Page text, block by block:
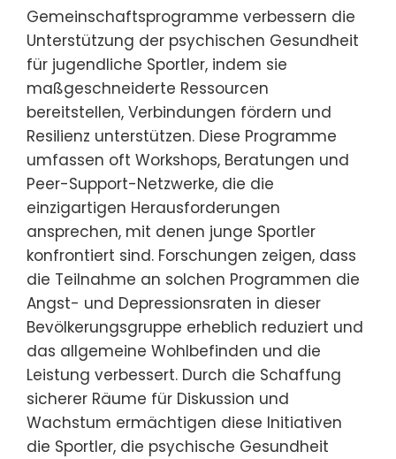
Gemeinschaftsprogramme verbessern die
Unterstützung der psychischen Gesundheit
für jugendliche Sportler, indem sie
maßgeschneiderte Ressourcen
bereitstellen, Verbindungen fördern und
Resilienz unterstützen. Diese Programme
umfassen oft Workshops, Beratungen und
Peer-Support-Netzwerke, die die
einzigartigen Herausforderungen
ansprechen, mit denen junge Sportler
konfrontiert sind. Forschungen zeigen, dass
die Teilnahme an solchen Programmen die
Angst- und Depressionsraten in dieser
Bevölkerungsgruppe erheblich reduziert und
das allgemeine Wohlbefinden und die
Leistung verbessert. Durch die Schaffung
sicherer Räume für Diskussion und
Wachstum ermächtigen diese Initiativen
die Sportler, die psychische Gesundheit